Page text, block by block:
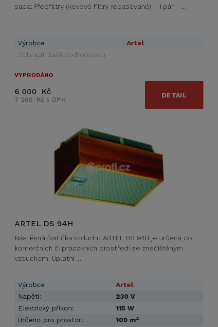
sada: Předfiltry (kovové filtry repasované) - 1 pár - …
Výrobce
Artel
Zobrazit další podrobnosti
VYPRODÁNO
6 000 Kč
7 260 Kč s DPH
DETAIL
ARTEL DS 94H
Nástěnná čistička vzduchu ARTEL DS 94H je určená do
komerčních či pracovních prostředí se znečištěným
vzduchem. Uplatní …
Výrobce
Artel
Napětí:
230 V
Elektrický příkon:
115 W
Určeno pro prostor:
100 m²